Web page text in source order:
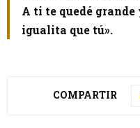
A ti te quedé
igualita que tú».
COMPARTIR